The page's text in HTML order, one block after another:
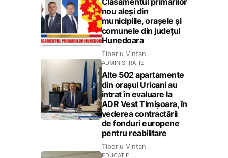
nou aleși din
municipiile, orașele și
comunele din județul
Hunedoara
Tiberiu Vințan
ADMINISTRAȚIE
Alte 502 apartamente
din orașul Uricani au
intrat în evaluare la
ADR Vest Timișoara, în
vederea contractării
de fonduri europene
pentru reabilitare
Tiberiu Vințan
EDUCAȚIE